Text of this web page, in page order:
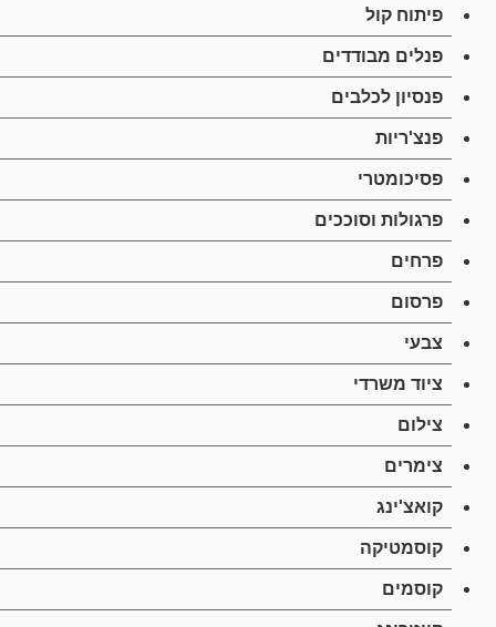
פיתוח קול
פנלים מבודדים
פנסיון לכלבים
פנצ'ריות
פסיכומטרי
פרגולות וסוככים
פרחים
פרסום
צבעי
ציוד משרדי
צילום
צימרים
קואצ'ינג
קוסמטיקה
קוסמים